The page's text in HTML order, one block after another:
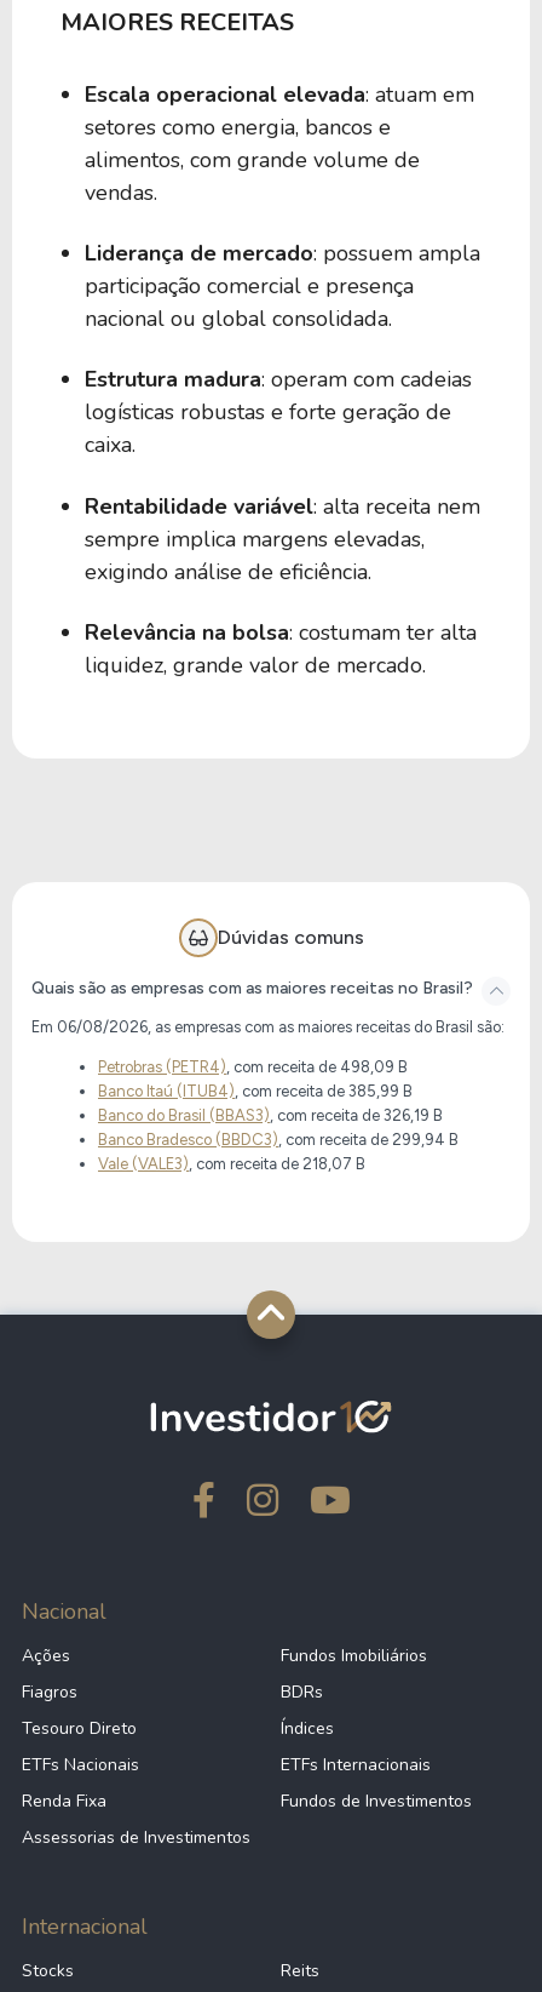
MAIORES RECEITAS
Escala operacional elevada: atuam em
setores como energia, bancos e
alimentos, com grande volume de
vendas.
Liderança de mercado: possuem ampla
participação comercial e presença
nacional ou global consolidada.
Estrutura madura: operam com cadeias
logísticas robustas e forte geração de
caixa.
Rentabilidade variável: alta receita nem
sempre implica margens elevadas,
exigindo análise de eficiência.
Relevância na bolsa: costumam ter alta
liquidez, grande valor de mercado.
Dúvidas comuns
Quais são as empresas com as maiores receitas no Brasil?
Em 06/08/2026, as empresas com as maiores receitas do Brasil são:
Petrobras (PETR4), com receita de 498,09 B
Banco Itaú (ITUB4), com receita de 385,99 B
Banco do Brasil (BBAS3), com receita de 326,19 B
Banco Bradesco (BBDC3), com receita de 299,94 B
Vale (VALE3), com receita de 218,07 B
Nacional
Ações
Fundos Imobiliários
Fiagros
BDRs
Tesouro Direto
Índices
ETFs Nacionais
ETFs Internacionais
Renda Fixa
Fundos de Investimentos
Assessorias de Investimentos
Internacional
Stocks
Reits